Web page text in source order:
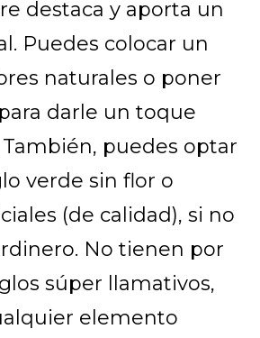
destaca y aporta un
Puedes colocar un
naturales o poner
darle un toque
puedes optar
verde sin flor o
(de calidad), si no
No tienen por
súper llamativos,
elemento